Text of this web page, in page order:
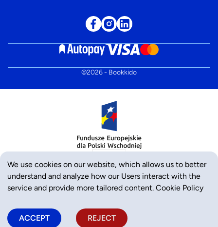
©2026- Bookkido
We use cookies on our website, which allows us to better
understand and analyze how our Users interact with the
service and provide more tailored content. Cookie Policy
ACCEPT REJECT